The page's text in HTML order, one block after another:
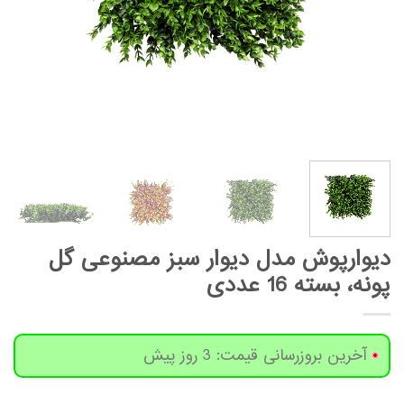
دیوارپوش مدل دیوار سبز مصنوعی گل
پونه، بسته 16 عددی
آخرین بروزرسانی قیمت: 3 روز پیش